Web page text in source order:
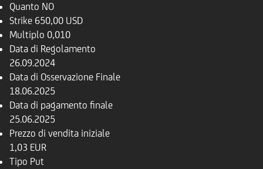
Quanto NO
Strike 650,00 USD
Multiplo 0,010
Data di Regolamento
26.09.2024
Data di Osservazione Finale
18.06.2025
Data di pagamento finale
25.06.2025
Prezzo di vendita iniziale
1,03 EUR
Tipo Put